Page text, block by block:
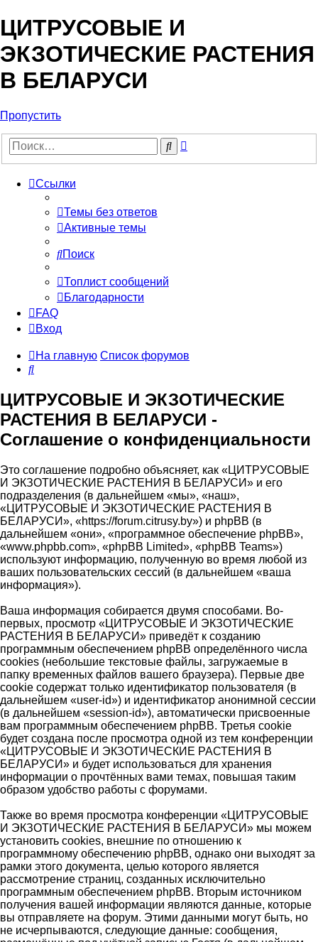
ЦИТРУСОВЫЕ И
ЭКЗОТИЧЕСКИЕ РАСТЕНИЯ
В БЕЛАРУСИ
Пропустить
Поиск
Ссылки
Темы без ответов
Активные темы
Поиск
Топлист сообщений
Благодарности
FAQ
Вход
На главную Список форумов
Поиск
ЦИТРУСОВЫЕ И ЭКЗОТИЧЕСКИЕ
РАСТЕНИЯ В БЕЛАРУСИ -
Соглашение о конфиденциальности
Это соглашение подробно объясняет, как «ЦИТРУСОВЫЕ
И ЭКЗОТИЧЕСКИЕ РАСТЕНИЯ В БЕЛАРУСИ» и его
подразделения (в дальнейшем «мы», «наш»,
«ЦИТРУСОВЫЕ И ЭКЗОТИЧЕСКИЕ РАСТЕНИЯ В
БЕЛАРУСИ», «https://forum.citrusy.by») и phpBB (в
дальнейшем «они», «программное обеспечение phpBB»,
«www.phpbb.com», «phpBB Limited», «phpBB Teams»)
используют информацию, полученную во время любой из
ваших пользовательских сессий (в дальнейшем «ваша
информация»).
Ваша информация собирается двумя способами. Во-
первых, просмотр «ЦИТРУСОВЫЕ И ЭКЗОТИЧЕСКИЕ
РАСТЕНИЯ В БЕЛАРУСИ» приведёт к созданию
программным обеспечением phpBB определённого числа
cookies (небольшие текстовые файлы, загружаемые в
папку временных файлов вашего браузера). Первые две
cookie содержат только идентификатор пользователя (в
дальнейшем «user-id») и идентификатор анонимной сессии
(в дальнейшем «session-id»), автоматически присвоенные
вам программным обеспечением phpBB. Третья cookie
будет создана после просмотра одной из тем конференции
«ЦИТРУСОВЫЕ И ЭКЗОТИЧЕСКИЕ РАСТЕНИЯ В
БЕЛАРУСИ» и будет использоваться для хранения
информации о прочтённых вами темах, повышая таким
образом удобство работы с форумами.
Также во время просмотра конференции «ЦИТРУСОВЫЕ
И ЭКЗОТИЧЕСКИЕ РАСТЕНИЯ В БЕЛАРУСИ» мы можем
установить cookies, внешние по отношению к
программному обеспечению phpBB, однако они выходят за
рамки этого документа, целью которого является
рассмотрение страниц, созданных исключительно
программным обеспечением phpBB. Вторым источником
получения вашей информации являются данные, которые
вы отправляете на форум. Этими данными могут быть, но
не исчерпываются, следующие данные: сообщения,